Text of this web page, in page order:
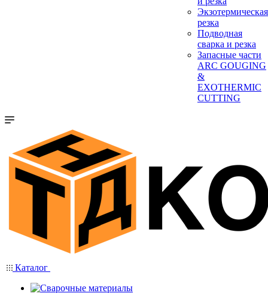
Экзотермическая
резка
Подводная
сварка и резка
Запасные части
ARC GOUGING
&
EXOTHERMIC
CUTTING
Каталог